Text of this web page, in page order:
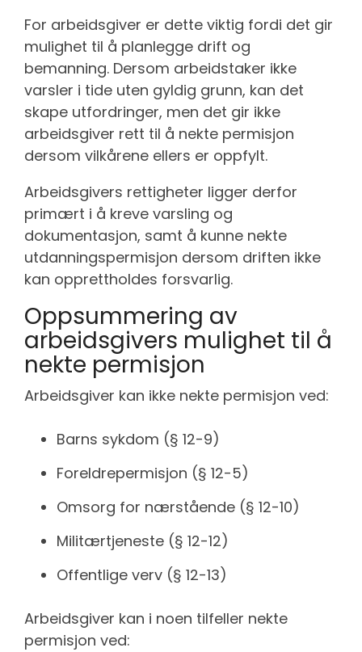
For arbeidsgiver er dette viktig fordi det gir
mulighet til å planlegge drift og
bemanning. Dersom arbeidstaker ikke
varsler i tide uten gyldig grunn, kan det
skape utfordringer, men det gir ikke
arbeidsgiver rett til å nekte permisjon
dersom vilkårene ellers er oppfylt.
Arbeidsgivers rettigheter ligger derfor
primært i å kreve varsling og
dokumentasjon, samt å kunne nekte
utdanningspermisjon dersom driften ikke
kan opprettholdes forsvarlig.
Oppsummering av
arbeidsgivers mulighet til å
nekte permisjon
Arbeidsgiver kan ikke nekte permisjon ved:
Barns sykdom (§ 12-9)
Foreldrepermisjon (§ 12-5)
Omsorg for nærstående (§ 12-10)
Militærtjeneste (§ 12-12)
Offentlige verv (§ 12-13)
Arbeidsgiver kan i noen tilfeller nekte
permisjon ved: